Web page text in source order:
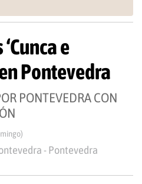
e
Pontevedra
PONTEVEDRA CON
- Pontevedra